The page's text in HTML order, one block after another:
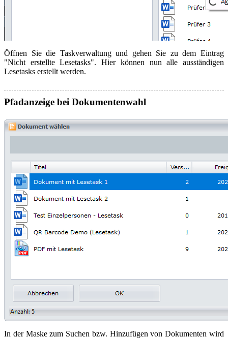
Öffnen Sie die Taskverwaltung und gehen Sie zu dem Eintrag
"Nicht erstellte Lesetasks". Hier können nun alle ausständigen
Lesetasks erstellt werden.
Pfadanzeige bei Dokumentenwahl
In der Maske zum Suchen bzw. Hinzufügen von Dokumenten wird